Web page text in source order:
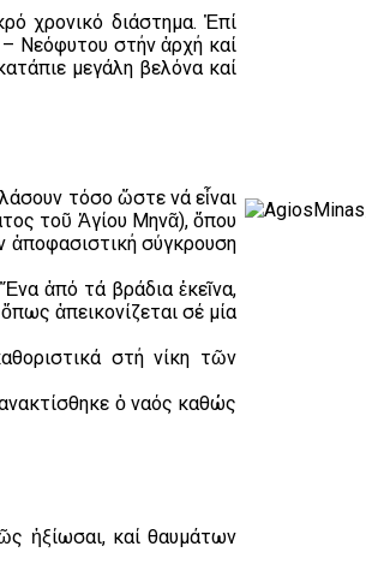
χρονικό διάστημα. Ἐπί
Νεόφυτου στήν ἀρχή καί
μεγάλη βελόνα καί
τόσο ὥστε νά εἶναι
τοῦ Ἁγίου Μηνᾶ), ὅπου
ἀποφασιστική σύγκρουση
ἀπό τά βράδια ἐκεῖνα,
ἀπεικονίζεται σέ μία
στή νίκη τῶν
ὁ ναός καθώς
ἠξίωσαι, καί θαυμάτων